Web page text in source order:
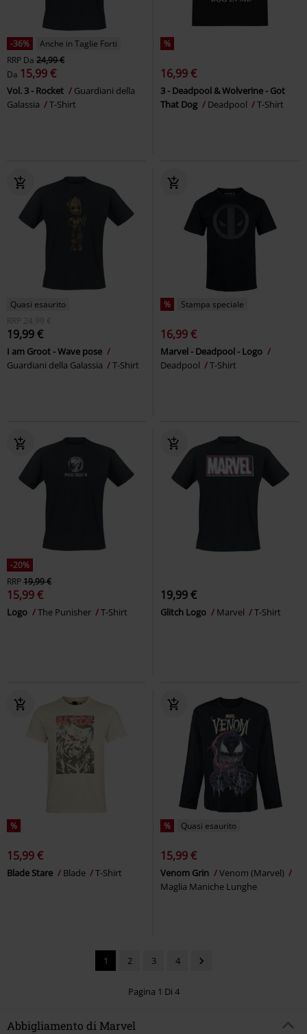
-36%
Anche in Taglie Forti
RRP Da 24,99 €
Da 15,99 €
Vol. 3 - Rocket
Guardiani della
Galassia
T-Shirt
%
16,99 €
3 - Deadpool & Wolverine - Got
That Dog
Deadpool T-Shirt
Quasi esaurito
RRP
24,99 €
19,99 €
I am Groot - Wave pose
Guardiani della Galassia
T-Shirt
% Stampa speciale
16,99 €
Marvel - Deadpool - Logo
Deadpool
T-Shirt
-20%
RRP19,99 €
15,99 €
Logo The Punisher T-Shirt
19,99 €
Glitch Logo Marvel T-Shirt
%
15,99 €
Blade Stare Blade T-Shirt
% Quasi esaurito
15,99 €
Venom Grin
Venom (Marvel)
Maglia Maniche Lunghe
1 2 3 4
Pagina 1 Di 4
Abbigliamento di Marvel